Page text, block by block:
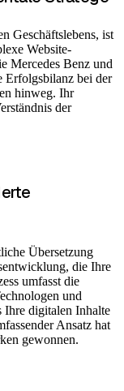
Geschäftslebens, ist
Website-
Mercedes Benz und
Erfolgsbilanz bei der
hinweg. Ihr
der
Übersetzung
die Ihre
umfasst die
und
Ihre digitalen Inhalte
Ansatz hat
gewonnen.